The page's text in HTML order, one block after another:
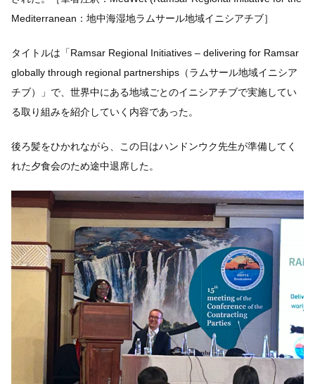
Mediterranean：地中海湿地ラムサール地域イニシアチブ］
タイトルは「Ramsar Regional Initiatives – delivering for Ramsar
globally through regional partnerships（ラムサール地域イニシア
チブ）」で、世界中にある地域ごとのイニシアチブで実施してい
る取り組みを紹介していく内容であった。
後ろ髪をひかれながら、この日はハンドンウク先生が準備してく
れた夕食会のため途中退席した。